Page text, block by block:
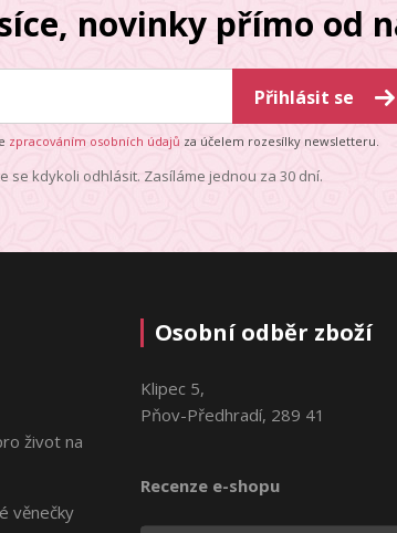
novinky přímo od
Přihlásit se
zpracováním osobních údajů za účelem rozesílky newsletteru.
se kdykoli odhlásit. Zasíláme jednou za 30 dní.
život na
věnečky
Osobní odběr zboží
Klipec 5,
Pňov-Předhradí, 289 41
Recenze e-shopu